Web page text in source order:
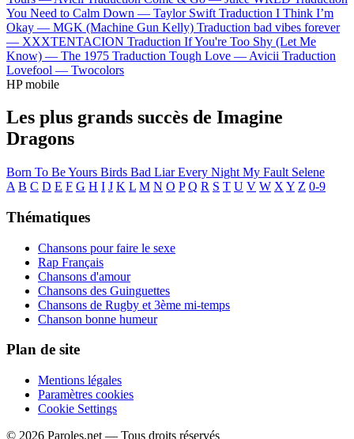
You Need to Calm Down — Taylor Swift Traduction I Think I’m
Okay — MGK (Machine Gun Kelly) Traduction bad vibes forever
— XXXTENTACION Traduction If You're Too Shy (Let Me
Know) — The 1975 Traduction Tough Love — Avicii Traduction
Lovefool — Twocolors
HP mobile
Les plus grands succès de Imagine
Dragons
Born To Be Yours Birds Bad LiarEvery Night My Fault Selene
A B C D E F G H I J K L M N O P Q R S T U V W X Y Z 0-9
Thématiques
Chansons pour faire le sexe
Rap Français
Chansons d'amour
Chansons des Guinguettes
Chansons de Rugby et 3ème mi-temps
Chanson bonne humeur
Plan de site
Mentions légales
Paramètres cookies
Cookie Settings
© 2026 Paroles.net — Tous droits réservés